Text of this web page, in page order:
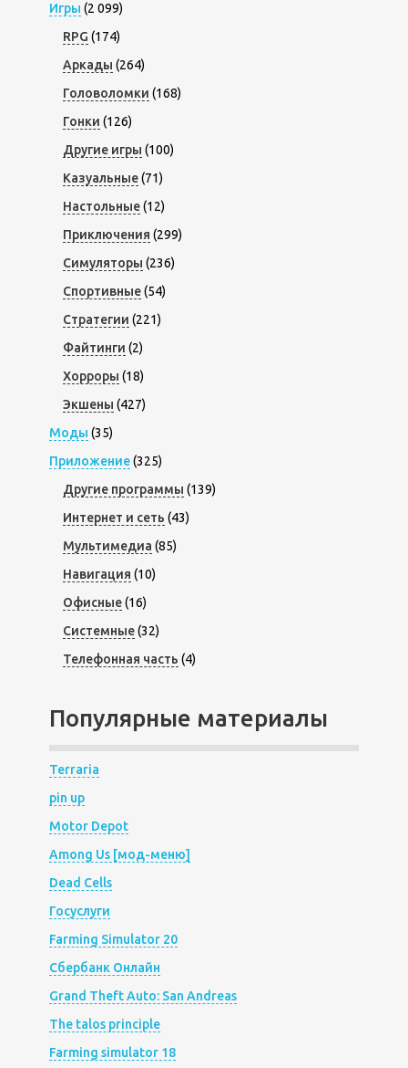
Игры (2 099)
RPG (174)
Аркады (264)
Головоломки (168)
Гонки (126)
Другие игры (100)
Казуальные(71)
Настольные(12)
Приключения (299)
Симуляторы (236)
Спортивные(54)
Стратегии (221)
Файтинги (2)
Хорроры (18)
Экшены (427)
Моды (35)
Приложение(325)
Другие программы (139)
Интернет и сеть (43)
Мультимедиа (85)
Навигация (10)
Офисные(16)
Системные(32)
Телефонная часть (4)
Популярные материалы
Terraria
pin up
Motor Depot
Among Us [мод-меню]
Dead Cells
Госуслуги
Farming Simulator 20
Сбербанк Онлайн
Grand Theft Auto: San Andreas
The talos principle
Farming simulator 18